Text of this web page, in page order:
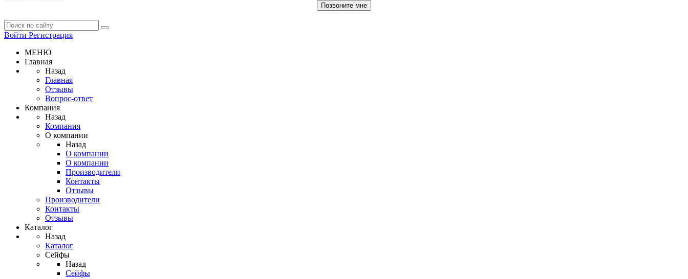
Позвоните мне
Войти Регистрация
МЕНЮ
Главная
Назад
Главная
Отзывы
Вопрос-ответ
Компания
Назад
Компания
О компании
Назад
О компании
О компании
Производители
Контакты
Отзывы
Производители
Контакты
Отзывы
Каталог
Назад
Каталог
Сейфы
Назад
Сейфы